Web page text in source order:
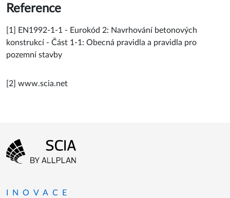
Reference
[1] EN1992-1-1 - Eurokód 2: Navrhování betonových
konstrukcí - Část 1-1: Obecná pravidla a pravidla pro
pozemní stavby
[2] www.scia.net
Menu patičky
INOVACE